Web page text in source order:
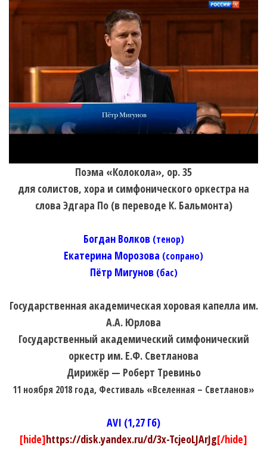
Поэма «Колокола», оp. 35
для солистов, хора и симфонического оркестра на
слова Эдгара По (в переводе К. Бальмонта)
Богдан Волков (тенор)
Екатерина Морозова (сопрано)
Пётр Мигунов(бас)
Государственная академическая хоровая капелла им.
А.А. Юрлова
Государственный академический симфонический
оркестр им. Е.Ф. Светланова
Дирижёр — Роберт Тревиньо
11 ноября 2018 года, Фестиваль «Вселенная – Светланов»
AVI (1,27 Гб)
[hide]https://disk.yandex.ru/d/3x-TcjeoLJArJg[/hide]